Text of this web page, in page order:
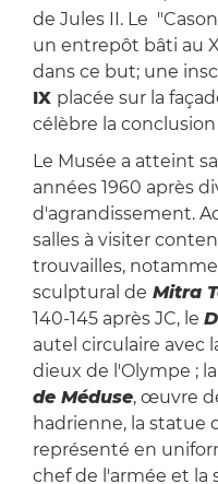
de Jules II. Le
un entrepôt bâti au
dans ce but; une
IX placée sur la
célèbre la
Le Musée a atteint
années 1960 après
d'agrandissement.
salles à visiter
trouvailles,
sculptural de Mitra
140-145 après JC, le
autel circulaire avec
dieux de l'Olympe ;
de Méduse, œuvre
hadrienne, la statue
représenté en
chef de l'armée et la